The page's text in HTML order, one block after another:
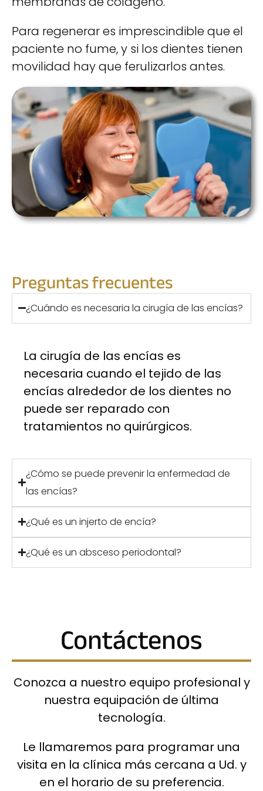
Para regenerar es imprescindible que el
paciente no fume, y si los dientes tienen
movilidad hay que ferulizarlos antes.
Preguntas frecuentes
¿Cuándo es necesaria la cirugía de las encías?
La cirugía de las encías es
necesaria cuando el tejido de las
encías alrededor de los dientes no
puede ser reparado con
tratamientos no quirúrgicos.
¿Cómo se puede prevenir la enfermedad de
las encías?
¿Qué es un injerto de encía?
¿Qué es un absceso periodontal?
Contáctenos
Conozca a nuestro equipo profesional y
nuestra equipación de última
tecnología.
Le llamaremos para programar una
visita en la clínica más cercana a Ud. y
en el horario de su preferencia.